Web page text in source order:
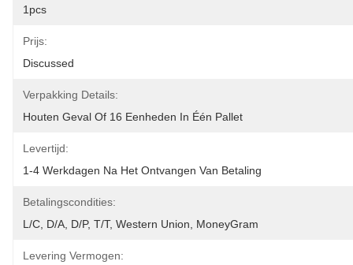
1pcs
Prijs:
Discussed
Verpakking Details:
Houten Geval Of 16 Eenheden In Één Pallet
Levertijd:
1-4 Werkdagen Na Het Ontvangen Van Betaling
Betalingscondities:
L/C, D/A, D/P, T/T, Western Union, MoneyGram
Levering Vermogen: